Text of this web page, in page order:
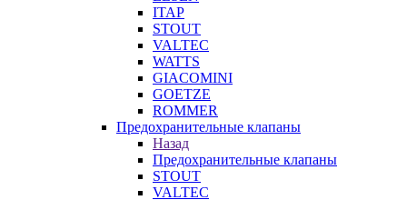
ITAP
STOUT
VALTEC
WATTS
GIACOMINI
GOETZE
ROMMER
Предохранительные клапаны
Назад
Предохранительные клапаны
STOUT
VALTEC